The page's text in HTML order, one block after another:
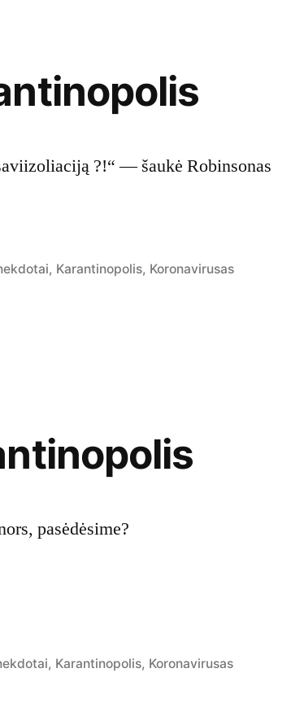
?!“ — šaukė Robinsonas
, Karantinopolis, Koronavirusas
pasėdėsime?
, Karantinopolis, Koronavirusas